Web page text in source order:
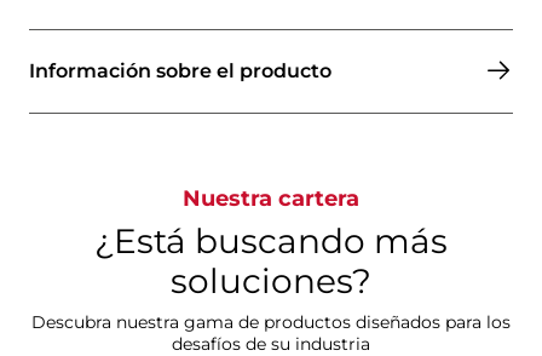
Información sobre el producto
Nuestra cartera
¿Está buscando más
soluciones?
Descubra nuestra gama de productos diseñados para los
desafíos de su industria